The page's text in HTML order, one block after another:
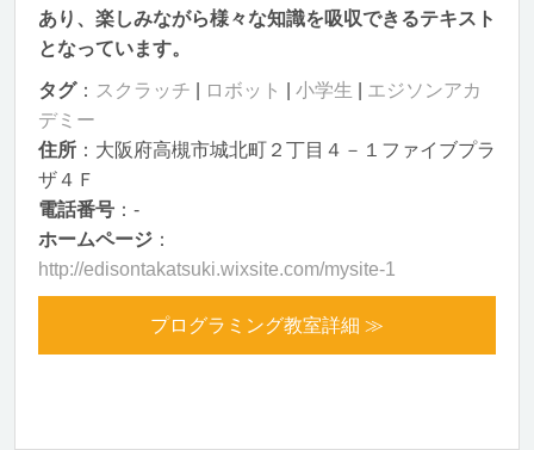
あり、楽しみながら様々な知識を吸収できるテキスト
となっています。
タグ： スクラッチ ロボット 小学生
エジソンアカ
デミー
住所 ：大阪府高槻市城北町２丁目４－１ファイブプラ
ザ４Ｆ
電話番号 ：-
ホームページ ：
http://edisontakatsuki.wixsite.com/mysite-1
プログラミング教室詳細 ≫